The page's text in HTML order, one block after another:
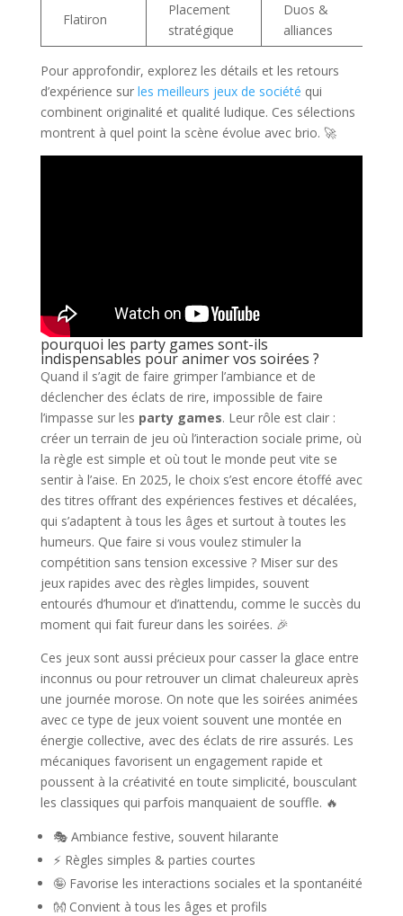
Flatiron
Placement
stratégique
Duos &
alliances
Pour approfondir, explorez les détails et les retours
d’expérience sur les meilleurs jeux de société qui
combinent originalité et qualité ludique. Ces sélections
montrent à quel point la scène évolue avec brio. 🚀
pourquoi les party games sont-ils
indispensables pour animer vos soirées ?
Quand il s’agit de faire grimper l’ambiance et de
déclencher des éclats de rire, impossible de faire
l’impasse sur les party games. Leur rôle est clair :
créer un terrain de jeu où l’interaction sociale prime, où
la règle est simple et où tout le monde peut vite se
sentir à l’aise. En 2025, le choix s’est encore étoffé avec
des titres offrant des expériences festives et décalées,
qui s’adaptent à tous les âges et surtout à toutes les
humeurs. Que faire si vous voulez stimuler la
compétition sans tension excessive ? Miser sur des
jeux rapides avec des règles limpides, souvent
entourés d’humour et d’inattendu, comme le succès du
moment qui fait fureur dans les soirées. 🎉
Ces jeux sont aussi précieux pour casser la glace entre
inconnus ou pour retrouver un climat chaleureux après
une journée morose. On note que les soirées animées
avec ce type de jeux voient souvent une montée en
énergie collective, avec des éclats de rire assurés. Les
mécaniques favorisent un engagement rapide et
poussent à la créativité en toute simplicité, bousculant
les classiques qui parfois manquaient de souffle. 🔥
🎭 Ambiance festive, souvent hilarante
⚡ Règles simples & parties courtes
🤪 Favorise les interactions sociales et la spontanéité
👐 Convient à tous les âges et profils